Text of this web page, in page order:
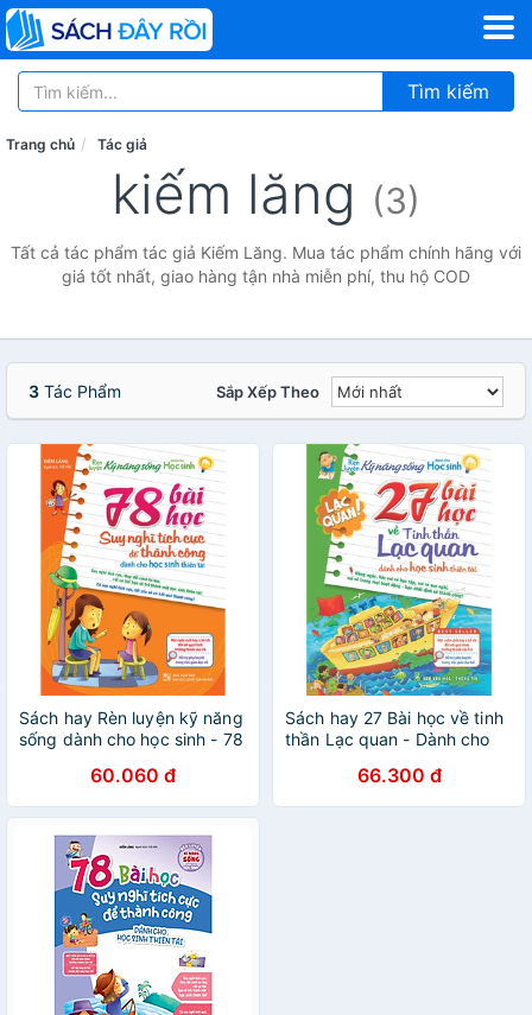
Tìm kiếm
Trang chủ Tác giả
kiếm lăng (3)
Tất cả tác phẩm tác giả Kiếm Lăng. Mua tác phẩm chính hãng với
giá tốt nhất, giao hàng tận nhà miễn phí, thu hộ COD
3 Tác Phẩm Sắp Xếp Theo
Sách hay Rèn luyện kỹ năng
sống dành cho học sinh - 78
thành công60.060 đ
Sách hay 27 Bài học về tinh
thần Lạc quan - Dành cho
66.300 đ